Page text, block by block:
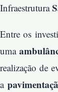
Infraestrutura
Entre os
uma
realização de
a